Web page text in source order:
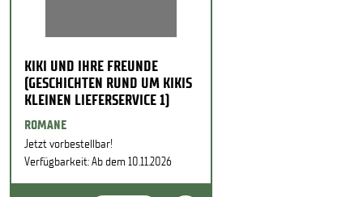
KIKI UND IHRE FREUNDE
(GESCHICHTEN RUND UM KIKIS
KLEINEN LIEFERSERVICE 1)
ROMANE
Jetzt vorbestellbar!
Verfügbarkeit: Ab dem 10.11.2026